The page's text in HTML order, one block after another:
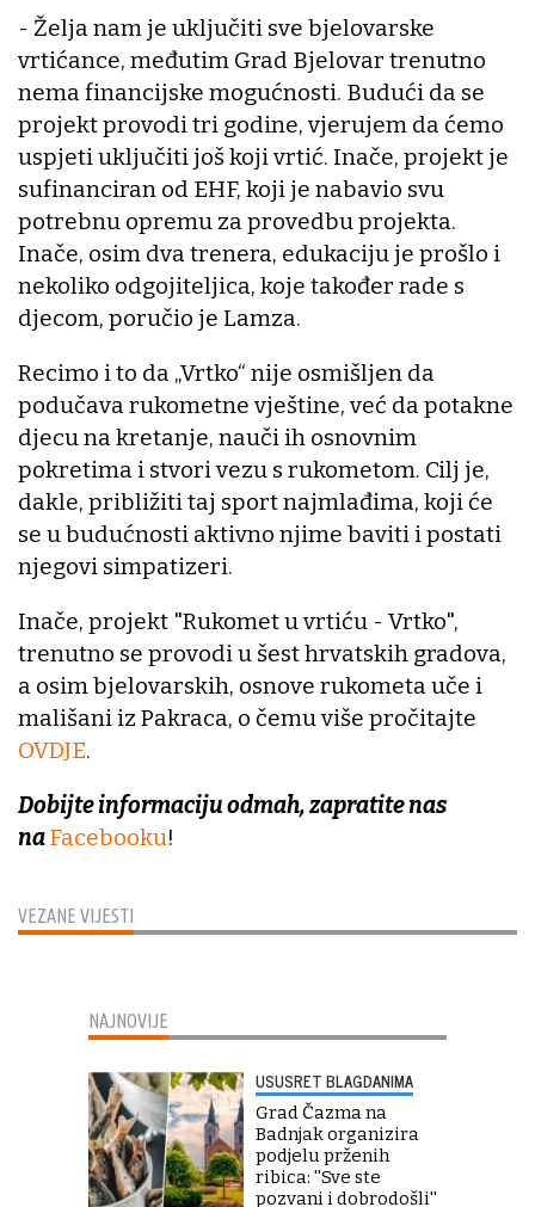
VEZANE VIJESTI
- Želja nam je uključiti sve bjelovarske
vrtićance, međutim Grad Bjelovar trenutno
nema financijske mogućnosti. Budući da se
projekt provodi tri godine, vjerujem da ćemo
uspjeti uključiti još koji vrtić. Inače, projekt je
sufinanciran od EHF, koji je nabavio svu
potrebnu opremu za provedbu projekta.
Inače, osim dva trenera, edukaciju je prošlo i
nekoliko odgojiteljica, koje također rade s
djecom, poručio je Lamza.
Recimo i to da „Vrtko“ nije osmišljen da
podučava rukometne vještine, već da potakne
djecu na kretanje, nauči ih osnovnim
pokretima i stvori vezu s rukometom. Cilj je,
dakle, približiti taj sport najmlađima, koji će
se u budućnosti aktivno njime baviti i postati
njegovi simpatizeri.
Inače, projekt "Rukomet u vrtiću - Vrtko",
trenutno se provodi u šest hrvatskih gradova,
a osim bjelovarskih, osnove rukometa uče i
mališani iz Pakraca, o čemu više pročitajte
OVDJE.
Dobijte informaciju odmah, zapratite nas
naFacebooku!
NAJNOVIJE
USUSRET BLAGDANIMA
Grad Čazma na
Badnjak organizira
podjelu prženih
ribica: ''Sve ste
pozvani i dobrodošli''